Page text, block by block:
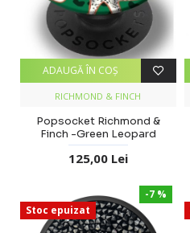
RICHMOND & FINCH
Popsocket Richmond &
Finch -Green Leopard
125,00 Lei
ADAUGĂ ÎN COŞ
-7 %
Stoc epuizat